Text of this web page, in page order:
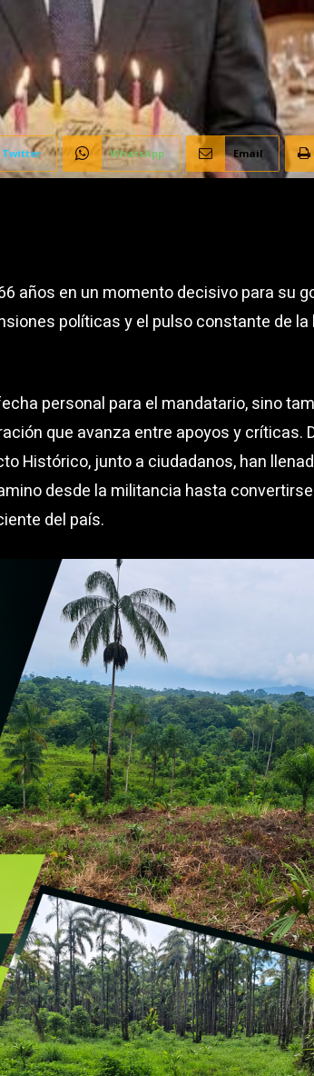
Twitter WhatsApp Email
años en un momento decisivo para su
políticas y el pulso constante de la
personal para el mandatario, sino
que avanza entre apoyos y críticas.
Histórico, junto a ciudadanos, han
desde la militancia hasta
del país.